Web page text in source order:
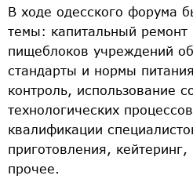
В ходе одесского форума
темы: капитальный
пищеблоков учреждений
стандарты и нормы
контроль, использование
технологических
квалификации
приготовления,
прочее.